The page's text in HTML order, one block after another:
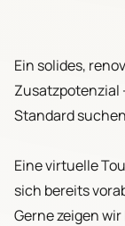
Ein solides,
Zusatzpotenzial
Standard
Eine virtuelle
sich bereits
Gerne zeigen